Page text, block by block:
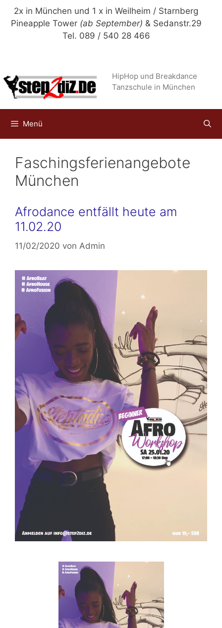
Zum
Inhalt
2x in München und 1 x in Weilheim / Starnberg
Pineapple Tower (ab September) & Sedanstr.29
Tel. 089 / 540 28 466
HipHop und Breakdance
Tanzschule in München
Menü
Faschingsferienangebote
München
Afrodance entfällt heute am
11.02.20
11/02/2020 von Admin